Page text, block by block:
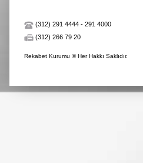
(312) 291 4444 - 291 4000
(312) 266 79 20
Rekabet Kurumu © Her Hakkı Saklıdır.